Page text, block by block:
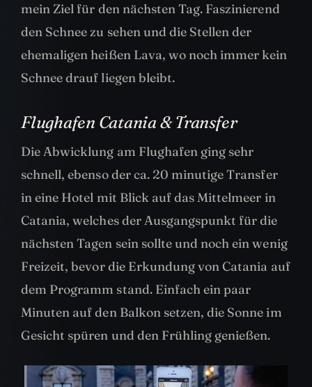
mein Ziel für den nächsten Tag. Faszinierend
den Schnee zu sehen und die Stellen der
ehemaligen heißen Lava, wo noch immer kein
Schnee drauf liegen bleibt.
Flughafen Catania & Transfer
Die Abwicklung am Flughafen ging sehr
schnell, ebenso der ca. 20 minutige Transfer
in eine Hotel mit Blick auf das Mittelmeer in
Catania, welches der Ausgangspunkt für die
nächsten Tagen sein sollte und noch ein wenig
Freizeit, bevor die Erkundung von Catania auf
dem Programm stand. Einfach ein paar
Minuten auf den Balkon setzen, die Sonne im
Gesicht spüren und den Frühling genießen.